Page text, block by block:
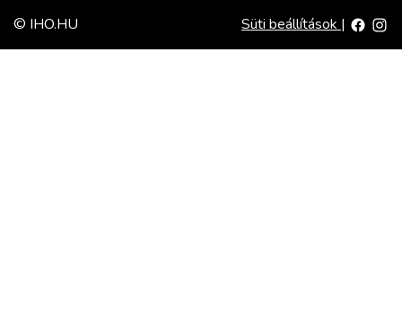
© IHO.HU Süti beállítások |